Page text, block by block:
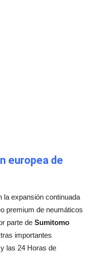
europea de
la expansión continuada
premium de neumáticos
parte de Sumitomo
importantes
las 24 Horas de